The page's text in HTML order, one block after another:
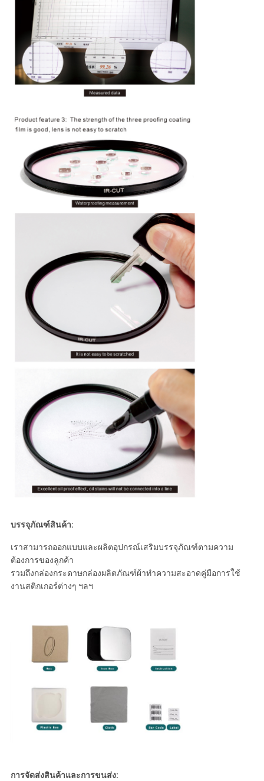
บรรจุภัณฑ์สินค้า:
เราสามารถออกแบบและผลิตอุปกรณ์เสริมบรรจุภัณฑ์ตามความ
ต้องการของลูกค้า
รวมถึงกล่องกระดาษกล่องผลิตภัณฑ์ผ้าทำความสะอาดคู่มือการใช้
งานสติกเกอร์ต่างๆ ฯลฯ
การจัดส่งสินค้าและการขนส่ง: